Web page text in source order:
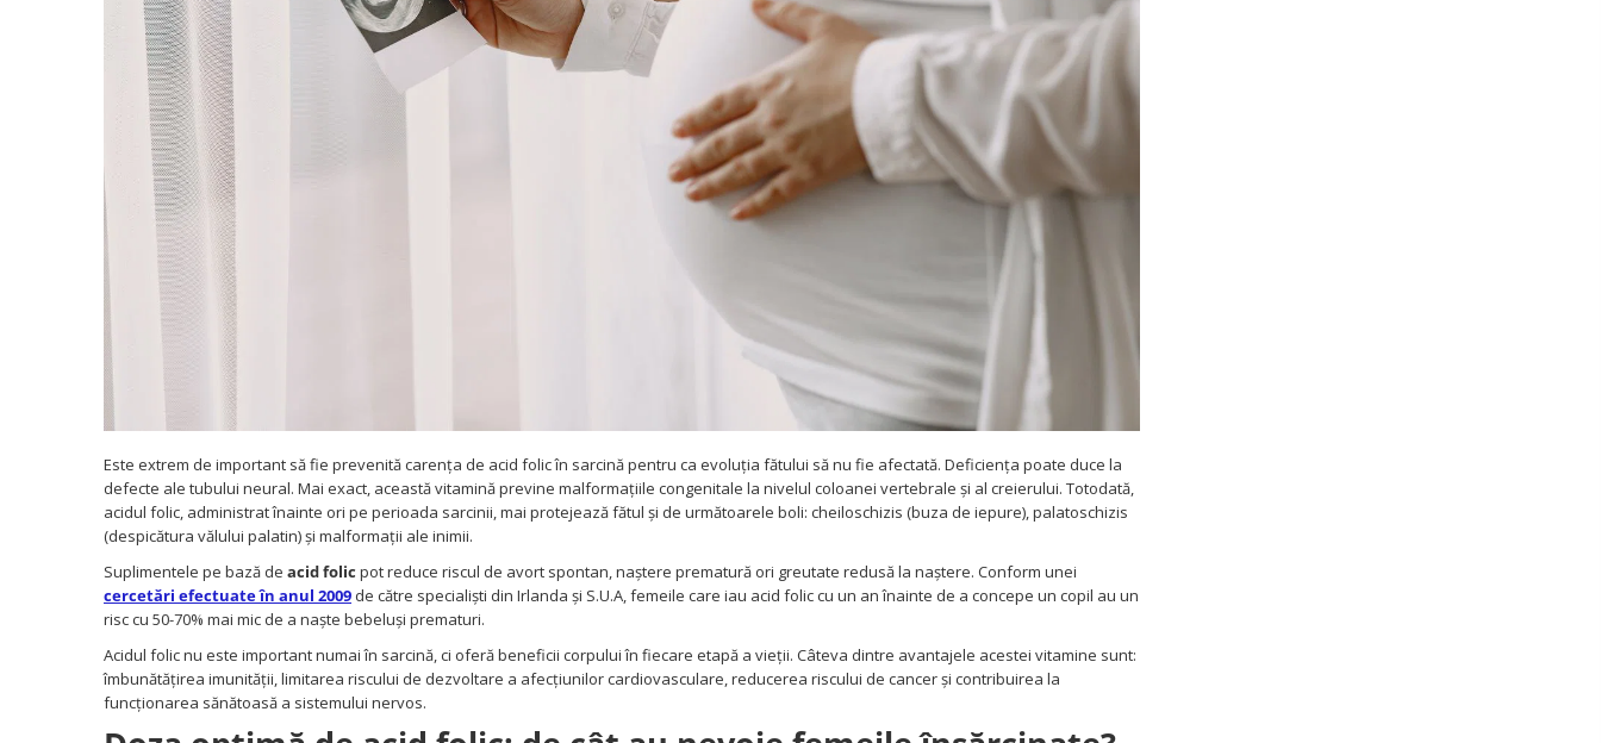
Produse Sub 50 Lei
Este extrem de important să fie prevenită carența de acid folic în sarcină pentru ca evoluția fătului să nu fie afectată. Deficiența poate duce la
defecte ale tubului neural. Mai exact, această vitamină previne malformațiile congenitale la nivelul coloanei vertebrale și al creierului. Totodată,
acidul folic, administrat înainte ori pe perioada sarcinii, mai protejează fătul și de următoarele boli: cheiloschizis (buza de iepure), palatoschizis
(despicătura vălului palatin) și malformații ale inimii.
Suplimentele pe bază de acid folic pot reduce riscul de avort spontan, naștere prematură ori greutate redusă la naștere. Conform unei
cercetări efectuate în anul 2009 de către specialiști din Irlanda și S.U.A, femeile care iau acid folic cu un an înainte de a concepe un copil au un
risc cu 50-70% mai mic de a naște bebeluși prematuri.
Acidul folic nu este important numai în sarcină, ci oferă beneficii corpului în fiecare etapă a vieții. Câteva dintre avantajele acestei vitamine sunt:
îmbunătățirea imunității, limitarea riscului de dezvoltare a afecțiunilor cardiovasculare, reducerea riscului de cancer și contribuirea la
funcționarea sănătoasă a sistemului nervos.